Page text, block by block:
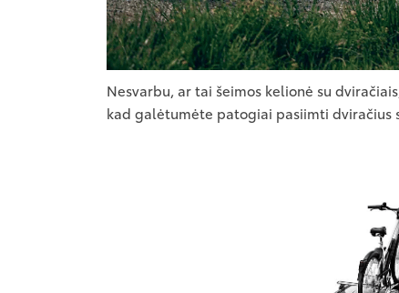
Nesvarbu, ar tai šeimos kelionė su
kad galėtumėte patogiai pasiimti dviračius